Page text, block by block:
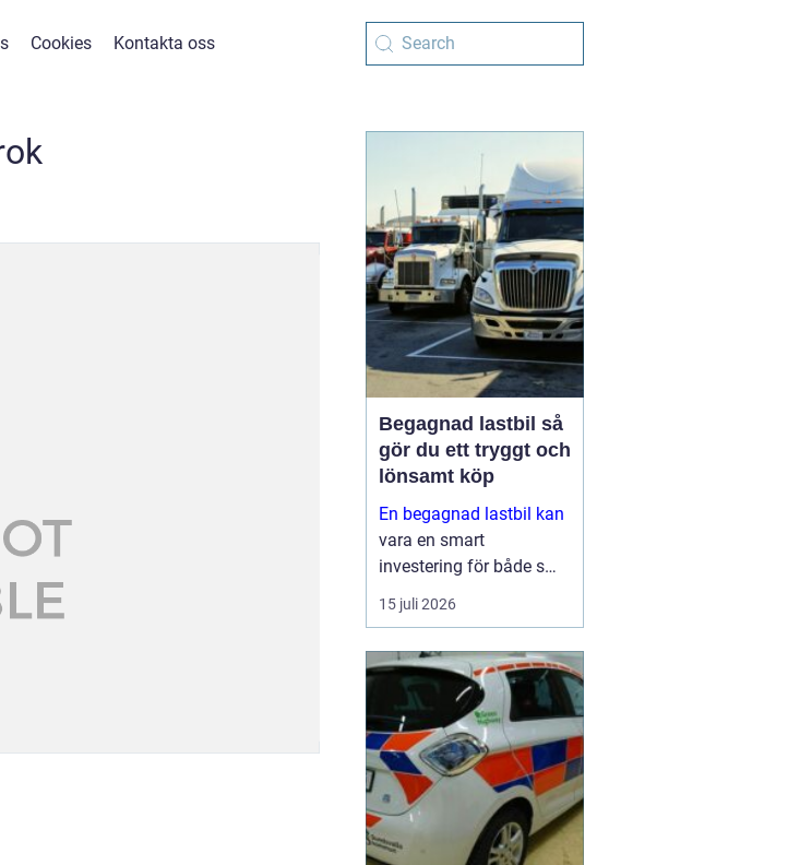
Cookies Kontakta oss
Begagnad lastbil så
gör du ett tryggt och
lönsamt köp
En begagnad lastbil kan
vara en smart
investering för både små
och stora företag. Du får
ofta mycket kapacitet
leveranstid och en bil
som redan visat vad den
går för i vardagen.
Sam...
15 juli 2026